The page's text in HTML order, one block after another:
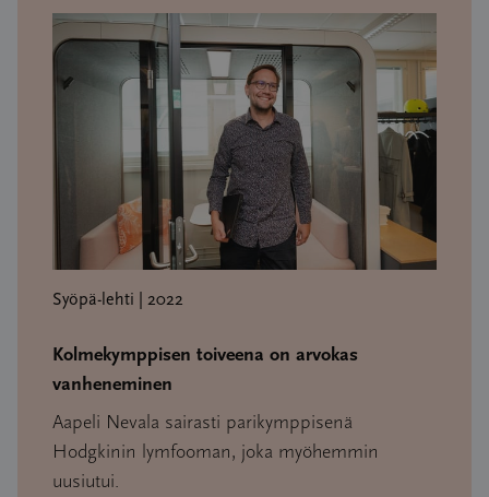
Syöpä-lehti | 2022
Kolmekymppisen toiveena on arvokas
vanheneminen
Aapeli Nevala sairasti parikymppisenä
Hodgkinin lymfooman, joka myöhemmin
uusiutui.